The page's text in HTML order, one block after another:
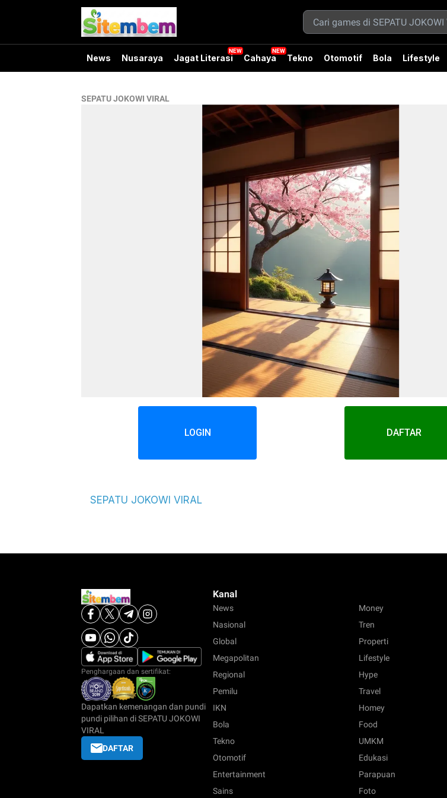
News Nusaraya Jagat Literasi Cahaya Tekno Otomotif Bola Lifestyle
SEPATU JOKOWI VIRAL
LOGIN DAFTAR
SEPATU JOKOWI VIRAL
Penghargaan dan sertifikat:
Dapatkan kemenangan dan pundi
pundi pilihan di SEPATU JOKOWI
VIRAL
DAFTAR
Kanal
News
Nasional
Global
Megapolitan
Regional
Pemilu
IKN
Bola
Tekno
Otomotif
Entertainment
Sains
Money
Tren
Properti
Lifestyle
Hype
Travel
Homey
Food
UMKM
Edukasi
Parapuan
Foto